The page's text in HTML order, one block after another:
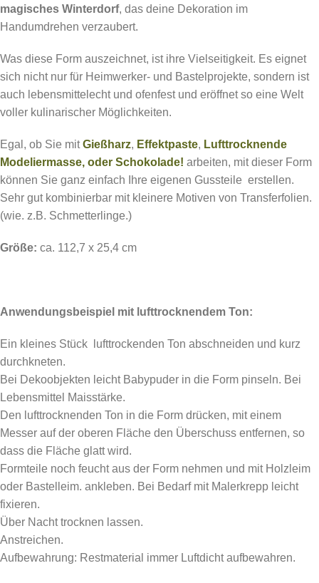
magisches Winterdorf, das deine Dekoration im
Handumdrehen verzaubert.
Was diese Form auszeichnet, ist ihre Vielseitigkeit. Es eignet
sich nicht nur für Heimwerker- und Bastelprojekte, sondern ist
auch lebensmittelecht und ofenfest und eröffnet so eine Welt
voller kulinarischer Möglichkeiten.
Egal, ob Sie mitGießharz, Effektpaste, Lufttrocknende
Modeliermasse, oder Schokolade! arbeiten, mit dieser Form
können Sie ganz einfach Ihre eigenen Gussteile erstellen.
Sehr gut kombinierbar mit kleinere Motiven von Transferfolien.
(wie. z.B. Schmetterlinge.)
Größe: ca. 112,7 x 25,4 cm
Anwendungsbeispiel mit lufttrocknendem Ton:
Ein kleines Stück lufttrockenden Ton abschneiden und kurz
durchkneten.
Bei Dekoobjekten leicht Babypuder in die Form pinseln. Bei
Lebensmittel Maisstärke.
Den lufttrocknenden Ton in die Form drücken, mit einem
Messer auf der oberen Fläche den Überschuss entfernen, so
dass die Fläche glatt wird.
Formteile noch feucht aus der Form nehmen und mit Holzleim
oder Bastelleim. ankleben. Bei Bedarf mit Malerkrepp leicht
fixieren.
Über Nacht trocknen lassen.
Anstreichen.
Aufbewahrung: Restmaterial immer Luftdicht aufbewahren.